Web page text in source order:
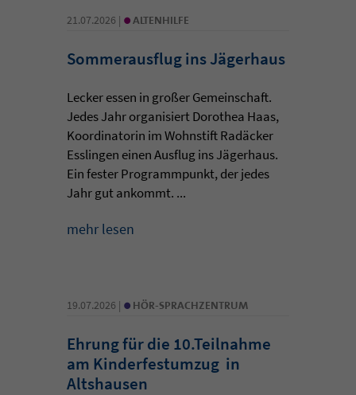
21.07.2026 | • ALTENHILFE
Sommerausflug ins Jägerhaus
Lecker essen in großer Gemeinschaft.
Jedes Jahr organisiert Dorothea Haas,
Koordinatorin im Wohnstift Radäcker
Esslingen einen Ausflug ins Jägerhaus.
Ein fester Programmpunkt, der jedes
Jahr gut ankommt. ...
mehr lesen
19.07.2026 | • HÖR-SPRACHZENTRUM
Ehrung für die 10.Teilnahme
am Kinderfestumzug in
Altshausen